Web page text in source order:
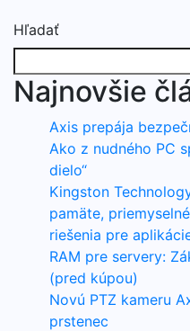
Hľadať
Najnovšie
Axis prepája
Ako z nudného PC
dielo“
Kingston
pamäte,
riešenia pre
RAM pre servery:
(pred kúpou)
Novú PTZ kameru
prstenec